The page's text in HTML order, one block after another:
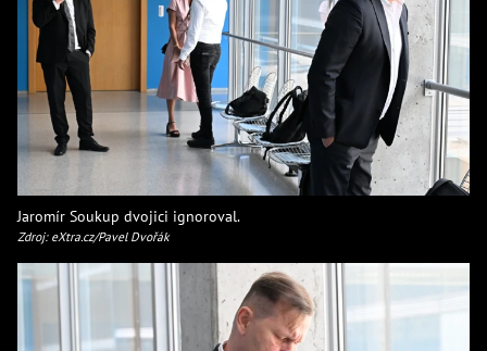
Jaromír Soukup dvojici ignoroval.
Zdroj: eXtra.cz/Pavel Dvořák